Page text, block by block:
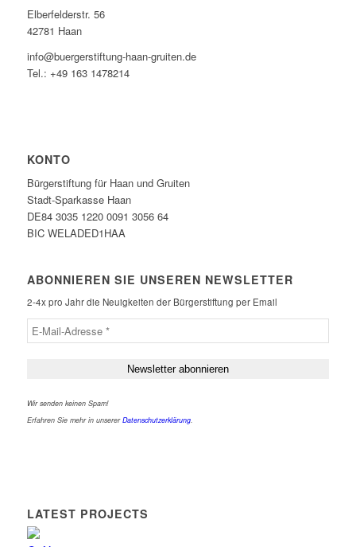
Elberfelderstr. 56
42781 Haan
info@buergerstiftung-haan-gruiten.de
Tel.: +49 163 1478214
KONTO
Bürgerstiftung für Haan und Gruiten
Stadt-Sparkasse Haan
DE84 3035 1220 0091 3056 64
BIC WELADED1HAA
ABONNIEREN SIE UNSEREN NEWSLETTER
2-4x pro Jahr die Neuigkeiten der Bürgerstiftung per Email
Wir senden keinen Spam!
Erfahren Sie mehr in unsererDatenschutzerklärung.
LATEST PROJECTS